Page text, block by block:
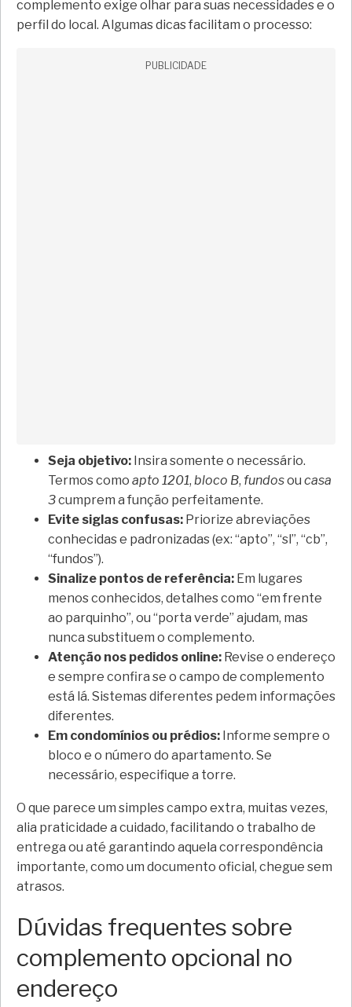
complemento exige olhar para suas necessidades e o
perfil do local. Algumas dicas facilitam o processo:
PUBLICIDADE
Seja objetivo: Insira somente o necessário.
Termos como apto 1201, bloco B, fundosou casa
3cumprem a função perfeitamente.
Evite siglas confusas: Priorize abreviações
conhecidas e padronizadas (ex: “apto”, “sl”, “cb”,
“fundos”).
Sinalize pontos de referência: Em lugares
menos conhecidos, detalhes como “em frente
ao parquinho”, ou “porta verde” ajudam, mas
nunca substituem o complemento.
Atenção nos pedidos online: Revise o endereço
e sempre confira se o campo de complemento
está lá. Sistemas diferentes pedem informações
diferentes.
Em condomínios ou prédios: Informe sempre o
bloco e o número do apartamento. Se
necessário, especifique a torre.
O que parece um simples campo extra, muitas vezes,
alia praticidade a cuidado, facilitando o trabalho de
entrega ou até garantindo aquela correspondência
importante, como um documento oficial, chegue sem
atrasos.
Dúvidas frequentes sobre
complemento opcional no
endereço